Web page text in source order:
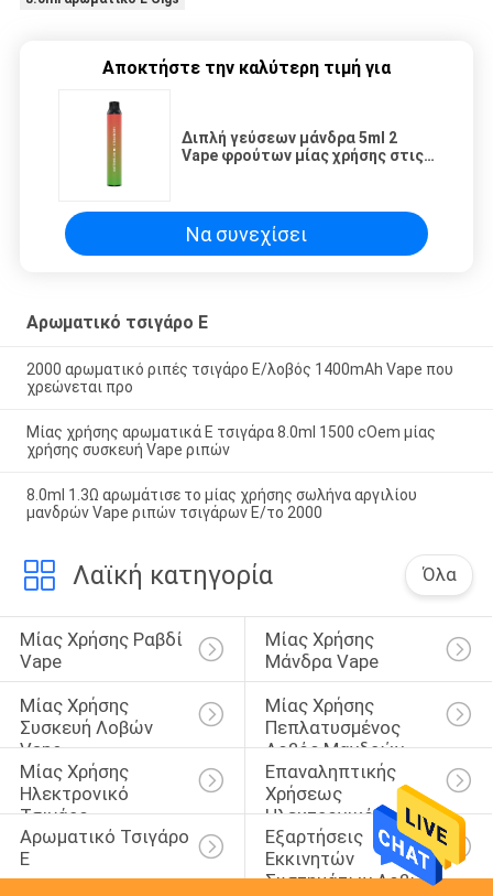
Αποκτήστε την καλύτερη τιμή για
Διπλή γεύσεων μάνδρα 5ml 2
Vape φρούτων μίας χρήσης στις
Να συνεχίσει
Αρωματικό τσιγάρο Ε
2000 αρωματικό ριπές τσιγάρο Ε/λοβός 1400mAh Vape που
χρεώνεται προ
Μίας χρήσης αρωματικά Ε τσιγάρα 8.0ml 1500 cOem μίας
χρήσης συσκευή Vape ριπών
8.0ml 1.3Ω αρωμάτισε το μίας χρήσης σωλήνα αργιλίου
μανδρών Vape ριπών τσιγάρων Ε/το 2000
Λαϊκή κατηγορία Όλα
Μίας Χρήσης Ραβδί
Vape
Μίας Χρήσης
Μάνδρα Vape
Μίας Χρήσης
Συσκευή Λοβών
Vape
Μίας Χρήσης
Πεπλατυσμένος
Λοβός Μανδρών
Vape
Μίας Χρήσης
Ηλεκτρονικό
Τσιγάρο
Επαναληπτικής
Χρήσεως
Ηλεκτρονικό
Τσιγάρο
Αρωματικό Τσιγάρο
Ε
Εξαρτήσεις
Εκκινητών
Συστημάτων Λοβών